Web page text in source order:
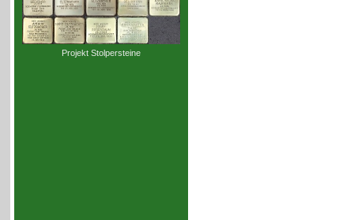
Projekt Stolpersteine